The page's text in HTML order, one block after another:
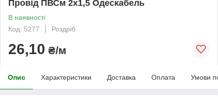
Провід ПВСм 2x1,5 Одескабель
В наявності
Код: 5277
Роздріб
26,10 ₴/м
Опис Характеристики Доставка Оплата Умови